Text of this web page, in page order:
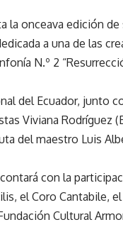
la onceava edición
a una de las
N.º 2
del Ecuador, junto
Viviana Rodríguez
del maestro Luis
con la
el Coro Cantabile,
Cultural